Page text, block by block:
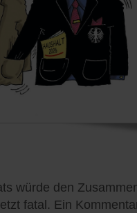
würde den
fatal. Ein